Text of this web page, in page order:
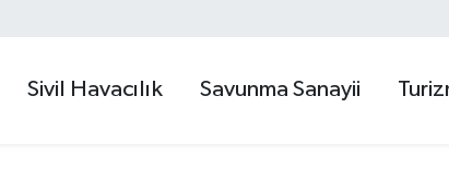
Sivil Havacılık Savunma Sanayii